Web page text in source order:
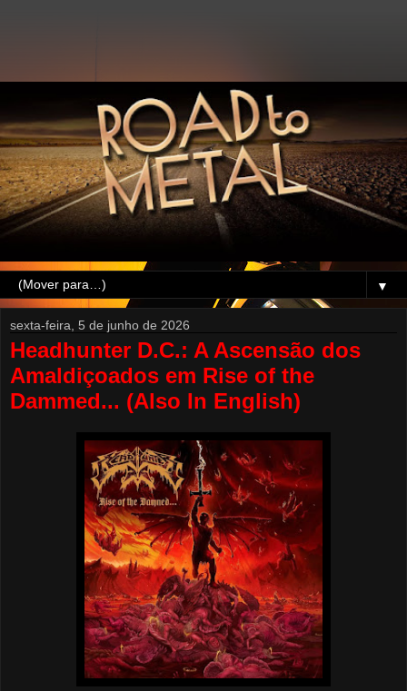
▼
sexta-feira, 5 de junho de 2026
Headhunter D.C.: A Ascensão dos
Amaldiçoados em Rise of the
Dammed... (Also In English)